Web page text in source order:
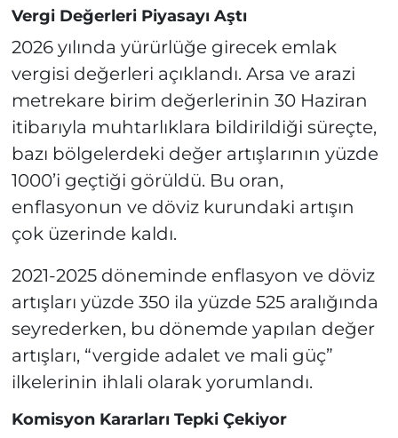
Vergi Değerleri Piyasayı Aştı
2026 yılında yürürlüğe girecek emlak
vergisi değerleri açıklandı. Arsa ve arazi
metrekare birim değerlerinin 30 Haziran
itibarıyla muhtarlıklara bildirildiği süreçte,
bazı bölgelerdeki değer artışlarının yüzde
1000’i geçtiği görüldü. Bu oran,
enflasyonun ve döviz kurundaki artışın
çok üzerinde kaldı.
2021-2025 döneminde enflasyon ve döviz
artışları yüzde 350 ila yüzde 525 aralığında
seyrederken, bu dönemde yapılan değer
artışları, “vergide adalet ve mali güç”
ilkelerinin ihlali olarak yorumlandı.
Komisyon Kararları Tepki Çekiyor